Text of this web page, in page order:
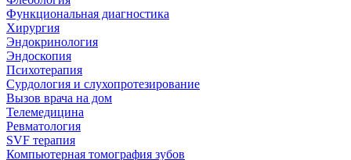
Функциональная диагностика
Хирургия
Эндокринология
Эндоскопия
Психотерапия
Сурдология и слухопротезирование
Вызов врача на дом
Телемедицина
Ревматология
SVF терапия
Компьютерная томография зубов